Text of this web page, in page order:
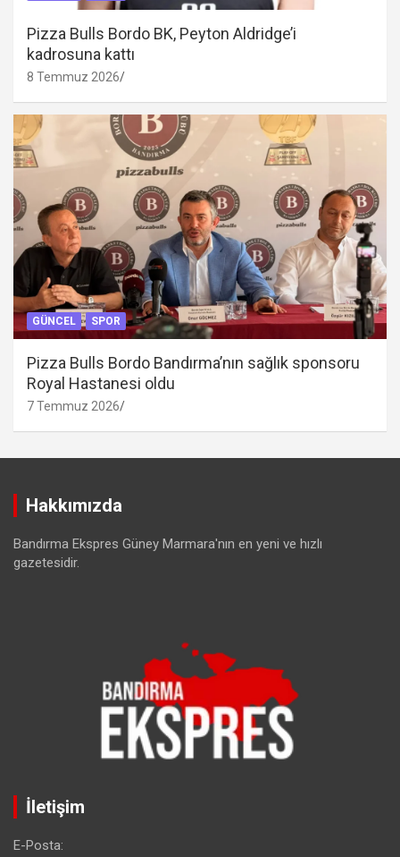
Pizza Bulls Bordo BK, Peyton Aldridge’i
kadrosuna kattı
8 Temmuz 2026
GÜNCEL SPOR
Pizza Bulls Bordo Bandırma’nın sağlık sponsoru
Royal Hastanesi oldu
7 Temmuz 2026
Hakkımızda
Bandırma Ekspres Güney Marmara'nın en yeni ve hızlı
gazetesidir.
İletişim
E-Posta: